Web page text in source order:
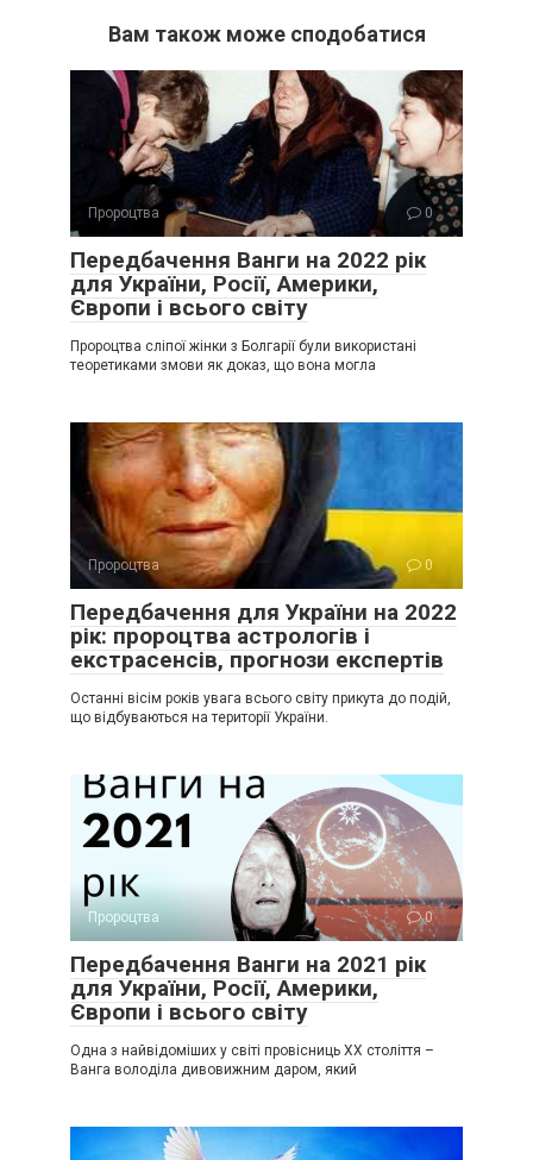
Вам також може сподобатися
Пророцтва 0
Передбачення Ванги на 2022 рік
для України, Росії, Америки,
Європи і всього світу
Пророцтва сліпої жінки з Болгарії були використані
теоретиками змови як доказ, що вона могла
Пророцтва 0
Передбачення для України на 2022
рік: пророцтва астрологів і
екстрасенсів, прогнози експертів
Останні вісім років увага всього світу прикута до подій,
що відбуваються на території України.
Пророцтва 0
Передбачення Ванги на 2021 рік
для України, Росії, Америки,
Європи і всього світу
Одна з найвідоміших у світі провісниць XX століття –
Ванга володіла дивовижним даром, який